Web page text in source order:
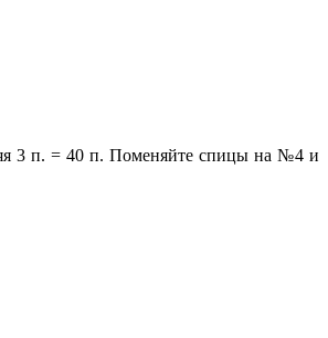
3 п. = 40 п. Поменяйте спицы на №4 и